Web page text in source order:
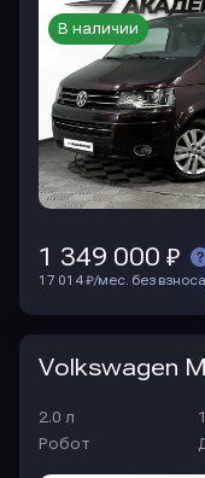
В наличии
1 349 000 ₽
17 014 ₽/мес. без взноса
2.0 л
Робот